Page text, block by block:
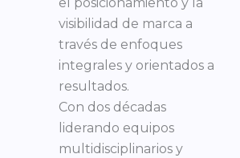
el posicionamiento y la
visibilidad de marca a
través de enfoques
integrales y orientados a
resultados.
Con dos décadas
liderando equipos
multidisciplinarios y